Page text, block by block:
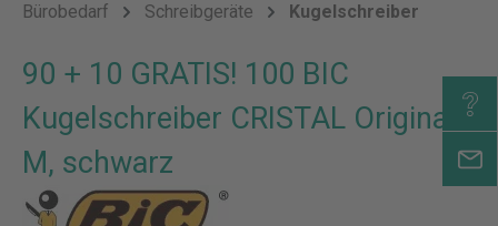
Bürobedarf Schreibgeräte Kugelschreiber
90 + 10 GRATIS! 100 BIC
Kugelschreiber CRISTAL Original,
M, schwarz